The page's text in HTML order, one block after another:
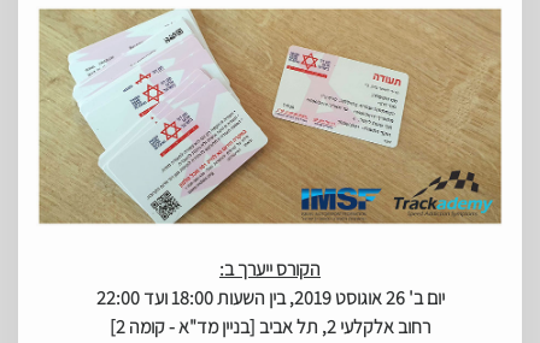
הקורס ייערך ב:
יום ב' 26 אוגוסט 2019, בין השעות 18:00 ועד 22:00
רחוב אלקלעי 2, תל אביב [בניין מד"א - קומה 2]